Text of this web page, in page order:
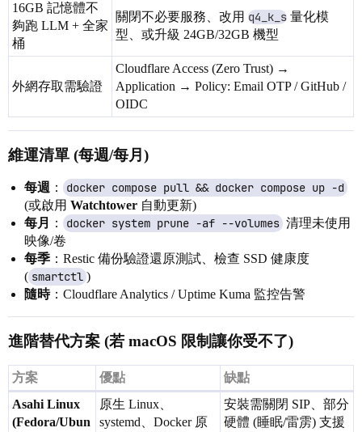
  # 監控
  dozzle:
    image: amir20/dozzle:latest
    volumes:
      - /var/run/docker.sock:/var/run/docker.sock
    labels:
      - "traefik.enable=true"
-
-
volumes:
16GB 記憶體不
夠跑 LLM + 全家
桶
關閉不必要服務、改用 q4_k_s 量化模
型、或升級 24GB/32GB 機型
外網存取需驗證
Cloudflare Access (Zero Trust) →
Application → Policy: Email OTP / GitHub /
OIDC
維運清單 (每週/每月)
每週 ： docker compose pull && docker compose up -d
(或啟用 Watchtower 自動更新)
每月
： docker system prune -af --volumes 清理未使用
映像/卷
每季 ：Restic 備份驗證還原測試、檢查 SSD 健康度
( smartctl )
隨時：Cloudflare Analytics / Uptime Kuma 監控告警
進階替代方案 (若 macOS 限制讓你受不了)
方案 優點
缺點
Asahi Linux
(Fedora/Ubun
原生 Linux、
systemd、Docker 原
安裝需關閉 SIP、部分
硬體 (睡眠/雷雳) 支援